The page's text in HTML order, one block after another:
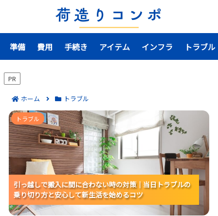
準備 費用 手続き アイテム インフラ トラブル
PR
ホーム トラブル
引っ越しで搬入に間に合わない時の対策｜当日トラブ
ルの乗り切り方と安心して新生活を始めるコツ
引っ越しで搬入に間に合わない時の対策｜当日トラブルの
乗り切り方と安心して新生活を始めるコツ
引っ越しで搬入に間に合わない時の対策｜当日トラブルの
乗り切り方と安心して新生活を始めるコツ
引っ越しで搬入に間に合わない時の対策｜当日トラブルの
乗り切り方と安心して新生活を始めるコツ
トラブル